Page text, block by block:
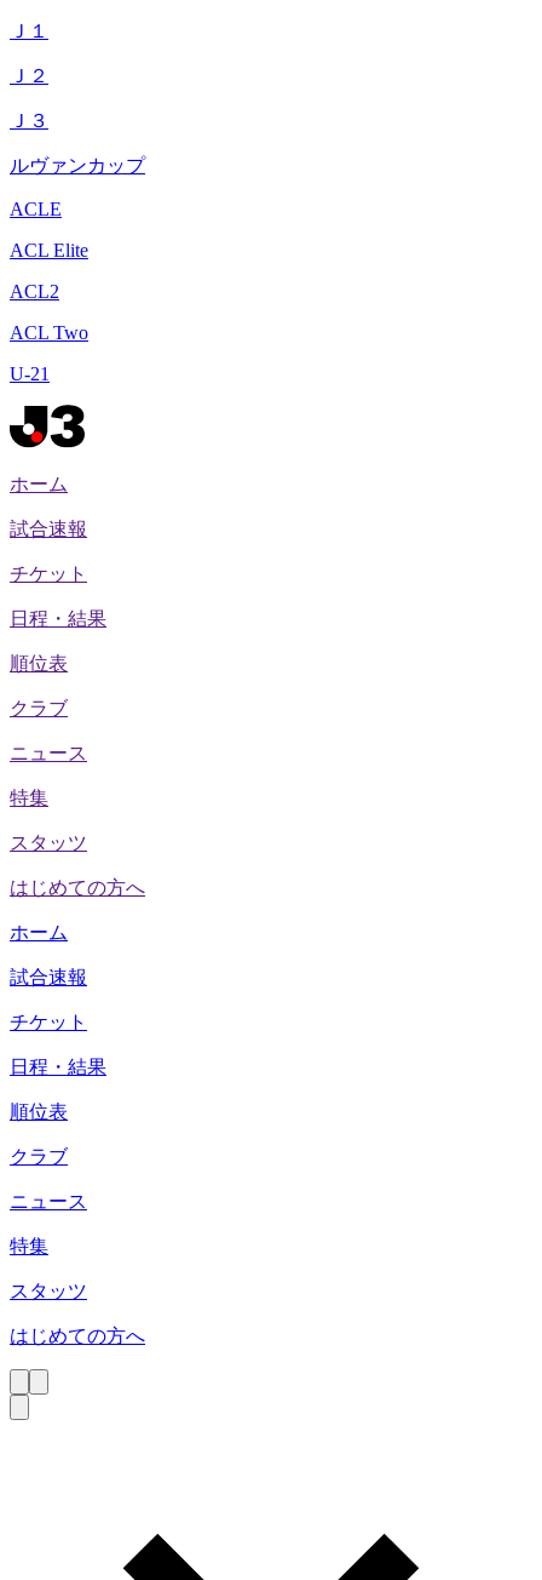
Ｊ１
Ｊ２
Ｊ３
ルヴァンカップ
ACLE
ACL Elite
ACL2
ACL Two
U-21
ホーム
試合速報
チケット
日程・結果
順位表
クラブ
ニュース
特集
スタッツ
はじめての方へ
ホーム
試合速報
チケット
日程・結果
順位表
クラブ
ニュース
特集
スタッツ
はじめての方へ